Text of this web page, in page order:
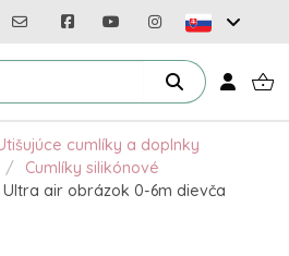
cumlíky a doplnky
Cumlíky silikónové
Ultra air obrázok 0-6m dievča